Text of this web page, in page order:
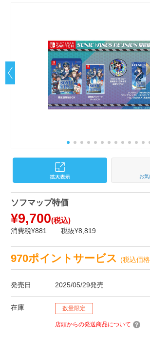
お気
ソフマップ特価
¥9,700(税込)
消費税¥881 税抜¥8,819
970ポイントサービス(税込価
発売日 2025/05/29発売
在庫 数量限定
店頭からの発送商品について